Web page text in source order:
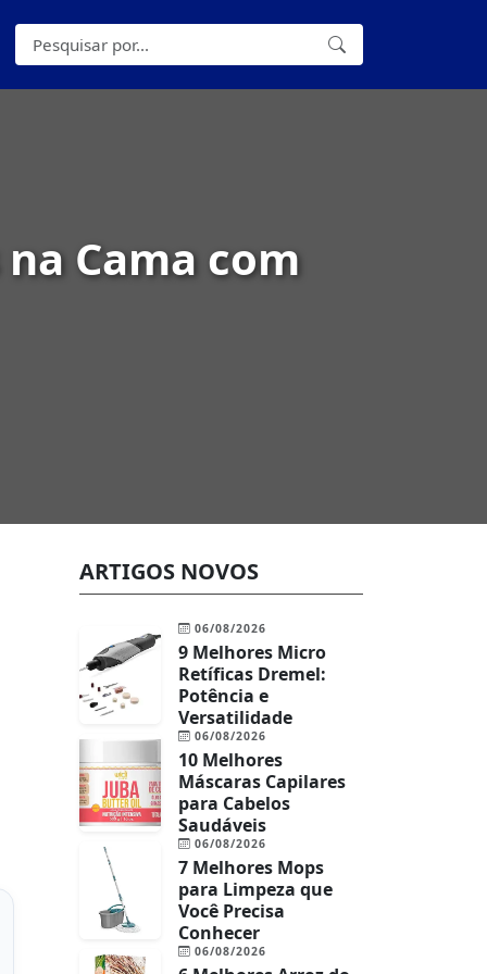
Cama com
ARTIGOS NOVOS
06/08/2026
9 Melhores Micro
Retíficas Dremel:
Potência e
Versatilidade
06/08/2026
10 Melhores
Máscaras Capilares
para Cabelos
Saudáveis
06/08/2026
7 Melhores Mops
para Limpeza que
Você Precisa
Conhecer
06/08/2026